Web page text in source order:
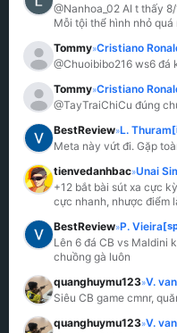
@Nanhoa_02 AI t thấy
Mỗi tội thể hình nhỏ
Tommy»Cristiano
@Chuoibibo216 ws6 đá
Tommy»Cristiano
@TayTraiChiCu đúng
BestReview»L. Thuram
Meta này vứt đi. Gặp
tienvedanhbac»Unai
+12 bắt bài sút xa cực
cực nhanh, nhược điểm
BestReview»P. Vieira
Lên 6 đá CB vs Maldini
chuồng gà luôn
quanghuymu123»V.
Siêu CB game cmnr,
quanghuymu123»V.